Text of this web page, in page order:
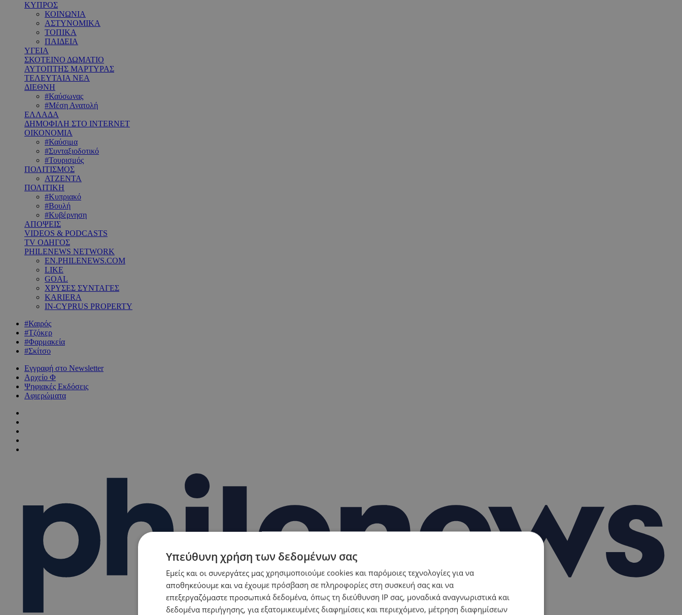
ΚΥΠΡΟΣ
ΚΟΙΝΩΝΙΑ
ΑΣΤΥΝΟΜΙΚΑ
ΤΟΠΙΚΑ
ΠΑΙΔΕΙΑ
ΥΓΕΙΑ
ΣΚΟΤΕΙΝΟ ΔΩΜΑΤΙΟ
ΑΥΤΟΠΤΗΣ ΜΑΡΤΥΡΑΣ
ΤΕΛΕΥΤΑΙΑ ΝΕΑ
ΔΙΕΘΝΗ
#Καύσωνας
#Μέση Ανατολή
ΕΛΛΑΔΑ
ΔΗΜΟΦΙΛΗ ΣΤΟ INTERNET
ΟΙΚΟΝΟΜΙΑ
#Καύσιμα
#Συνταξιοδοτικό
#Τουρισμός
ΠΟΛΙΤΙΣΜΟΣ
ΑΤΖΕΝΤΑ
ΠΟΛΙΤΙΚΗ
#Κυπριακό
#Βουλή
#Κυβέρνηση
ΑΠΟΨΕΙΣ
VIDEOS & PODCASTS
TV ΟΔΗΓΟΣ
PHILENEWS NETWORK
EN.PHILENEWS.COM
LIKE
GOAL
ΧΡΥΣΕΣ ΣΥΝΤΑΓΕΣ
KARIERA
IN-CYPRUS PROPERTY
#Καιρός
#Τζόκερ
#Φαρμακεία
#Σκίτσο
Εγγραφή στο Newsletter
Αρχείο Φ
Ψηφιακές Εκδόσεις
Αφιερώματα
Υπεύθυνη χρήση των δεδομένων σας
Εμείς και οι συνεργάτες μας χρησιμοποιούμε cookies και παρόμοιες τεχνολογίες για να
αποθηκεύουμε και να έχουμε πρόσβαση σε πληροφορίες στη συσκευή σας και να
επεξεργαζόμαστε προσωπικά δεδομένα, όπως τη διεύθυνση IP σας, μοναδικά αναγνωριστικά και
δεδομένα περιήγησης, για εξατομικευμένες διαφημίσεις και περιεχόμενο, μέτρηση διαφημίσεων